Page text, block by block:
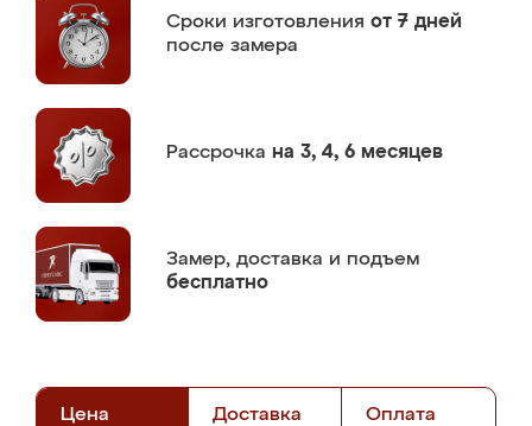
Сроки изготовления от 7 дней
после замера
Рассрочка на 3, 4, 6 месяцев
Замер, доставка и подъем
бесплатно
Цена Доставка Оплата